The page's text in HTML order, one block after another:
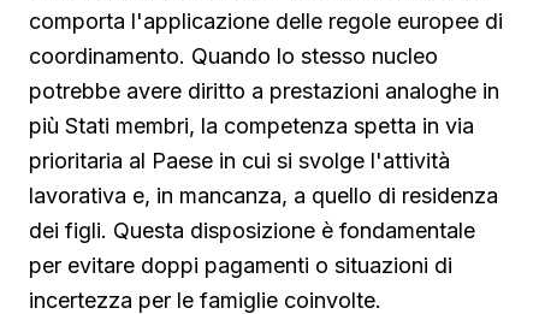
comporta l'applicazione delle regole europee di
coordinamento. Quando lo stesso nucleo
potrebbe avere diritto a prestazioni analoghe in
più Stati membri, la competenza spetta in via
prioritaria al Paese in cui si svolge l'attività
lavorativa e, in mancanza, a quello di residenza
dei figli. Questa disposizione è fondamentale
per evitare doppi pagamenti o situazioni di
incertezza per le famiglie coinvolte.